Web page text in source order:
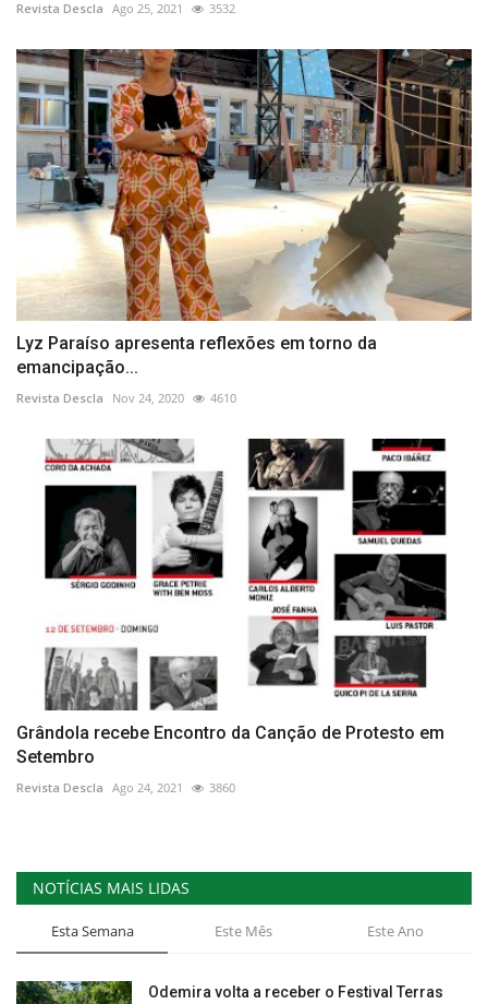
Revista Descla Ago 25, 2021 3532
Lyz Paraíso apresenta reflexões em torno da
emancipação...
Revista Descla Nov 24, 2020 4610
Grândola recebe Encontro da Canção de Protesto em
Setembro
Revista Descla Ago 24, 2021 3860
NOTÍCIAS MAIS LIDAS
Esta Semana Este Mês Este Ano
Odemira volta a receber o Festival Terras